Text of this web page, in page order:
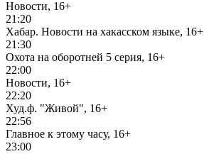
Новости, 16+
21:20
Хабар. Новости на хакасском языке, 16+
21:30
Охота на оборотней 5 серия, 16+
22:00
Новости, 16+
22:20
Худ.ф. "Живой", 16+
22:56
Главное к этому часу, 16+
23:00